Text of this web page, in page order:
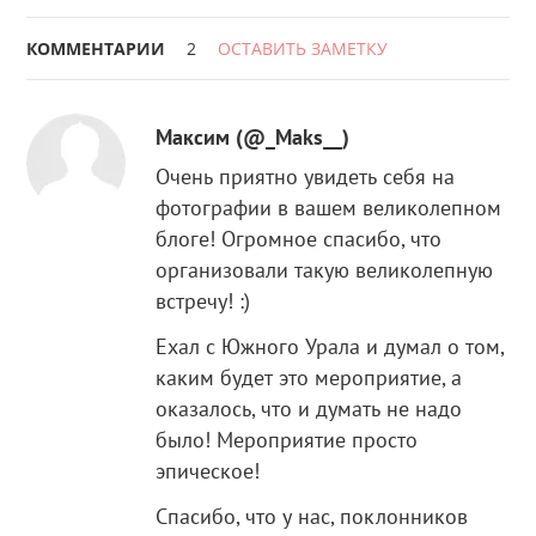
КОММЕНТАРИИ 2 ОСТАВИТЬ ЗАМЕТКУ
Максим (@_Maks__)
Очень приятно увидеть себя на
фотографии в вашем великолепном
блоге! Огромное спасибо, что
организовали такую великолепную
встречу! :)
Ехал с Южного Урала и думал о том,
каким будет это мероприятие, а
оказалось, что и думать не надо
было! Мероприятие просто
эпическое!
Спасибо, что у нас, поклонников